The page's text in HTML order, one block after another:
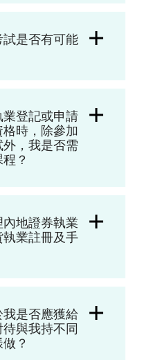
是否有可能
登記或申請
時，除參加
，我是否需
？
地證券執業
業註冊及手
是否應獲給
與我持不同
？